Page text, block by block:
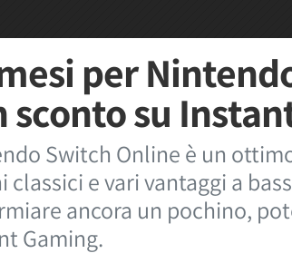
per
sconto su
Switch Online è un
classici e vari vantaggi a
ancora un pochino,
Gaming.